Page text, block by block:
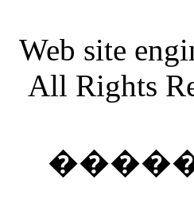
Web site
All Rights